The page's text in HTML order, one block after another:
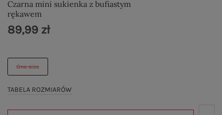
Czarna mini sukienka z bufiastym
rękawem
One size
TABELA ROZMIARÓW
89,99 zł